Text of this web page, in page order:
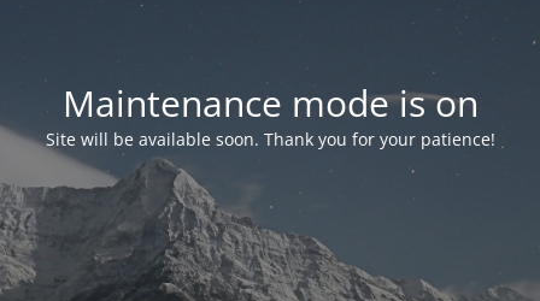
Maintenance mode is on
Site will be available soon. Thank you for your patience!